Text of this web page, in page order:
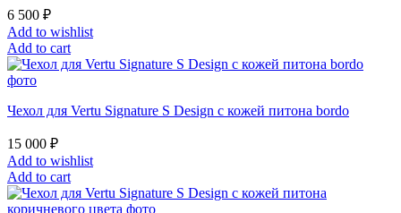
6 500 ₽
Add to wishlist
Add to cart
Чехол для Vertu Signature S Design с кожей питона bordo
15 000 ₽
Add to wishlist
Add to cart